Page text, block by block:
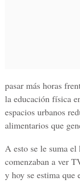
pasar más horas
la educación física
espacios urbanos
alimentarios que
A esto se le suma
comenzaban a ver
y hoy se estima que